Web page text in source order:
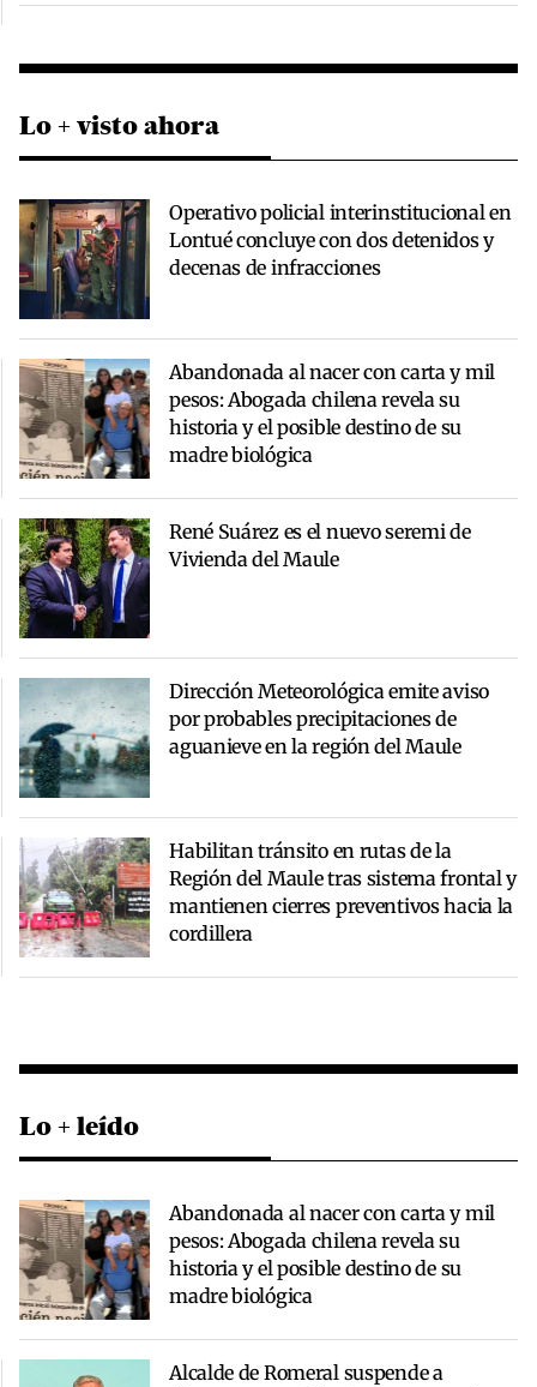
Lo + visto ahora
Operativo policial interinstitucional en
Lontué concluye con dos detenidos y
decenas de infracciones
Abandonada al nacer con carta y mil
pesos: Abogada chilena revela su
historia y el posible destino de su
madre biológica
René Suárez es el nuevo seremi de
Vivienda del Maule
Dirección Meteorológica emite aviso
por probables precipitaciones de
aguanieve en la región del Maule
Habilitan tránsito en rutas de la
Región del Maule tras sistema frontal y
mantienen cierres preventivos hacia la
cordillera
Lo + leído
Abandonada al nacer con carta y mil
pesos: Abogada chilena revela su
historia y el posible destino de su
madre biológica
Alcalde de Romeral suspende a